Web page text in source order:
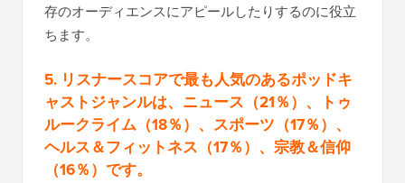
存のオーディエンスにアピールしたりするのに役立
ちます。
5. リスナースコアで最も人気のあるポッドキ
ャストジャンルは、ニュース（21％）、トゥ
ルークライム（18％）、スポーツ（17％）、
ヘルス＆フィットネス（17％）、宗教＆信仰
（16％）です。